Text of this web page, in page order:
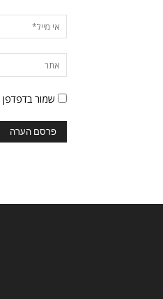
שמור